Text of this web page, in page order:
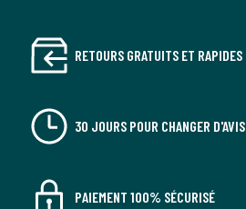
RETOURS GRATUITS ET RAPIDES
30 JOURS POUR CHANGER D'AVIS
PAIEMENT 100% SÉCURISÉ